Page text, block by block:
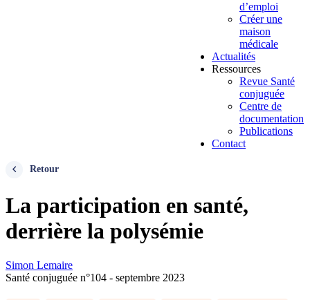
d’emploi
Créer une
maison
médicale
Actualités
Ressources
Revue Santé
conjuguée
Centre de
documentation
Publications
Contact
Retour
La participation en santé,
derrière la polysémie
Simon Lemaire
Santé conjuguée n°104 - septembre 2023